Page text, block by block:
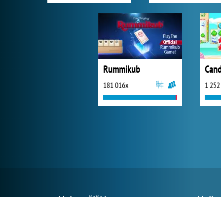
Rummikub
181 016x 1